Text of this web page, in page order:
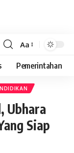
Aa
Pemerintahan
Ubhara
Siap